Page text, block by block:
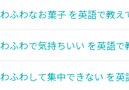
ふわなお菓子 を英語で教え
ふわで気持ちいい を英語で
ふわして集中できない を英